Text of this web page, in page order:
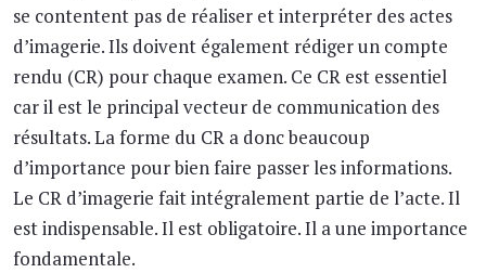
se contentent pas de réaliser et interpréter des actes
d’imagerie. Ils doivent également rédiger un compte
rendu (CR) pour chaque examen. Ce CR est essentiel
car il est le principal vecteur de communication des
résultats. La forme du CR a donc beaucoup
d’importance pour bien faire passer les informations.
Le CR d’imagerie fait intégralement partie de l’acte. Il
est indispensable. Il est obligatoire. Il a une importance
fondamentale.